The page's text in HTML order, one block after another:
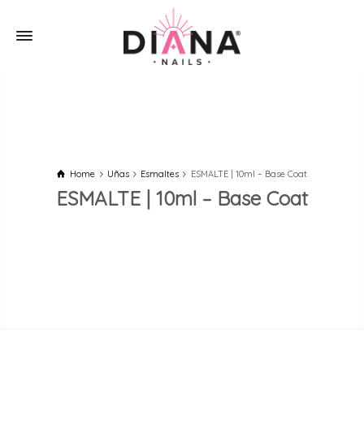
Home Uñas Esmaltes ESMALTE | 10ml – Base Coat
ESMALTE | 10ml – Base Coat